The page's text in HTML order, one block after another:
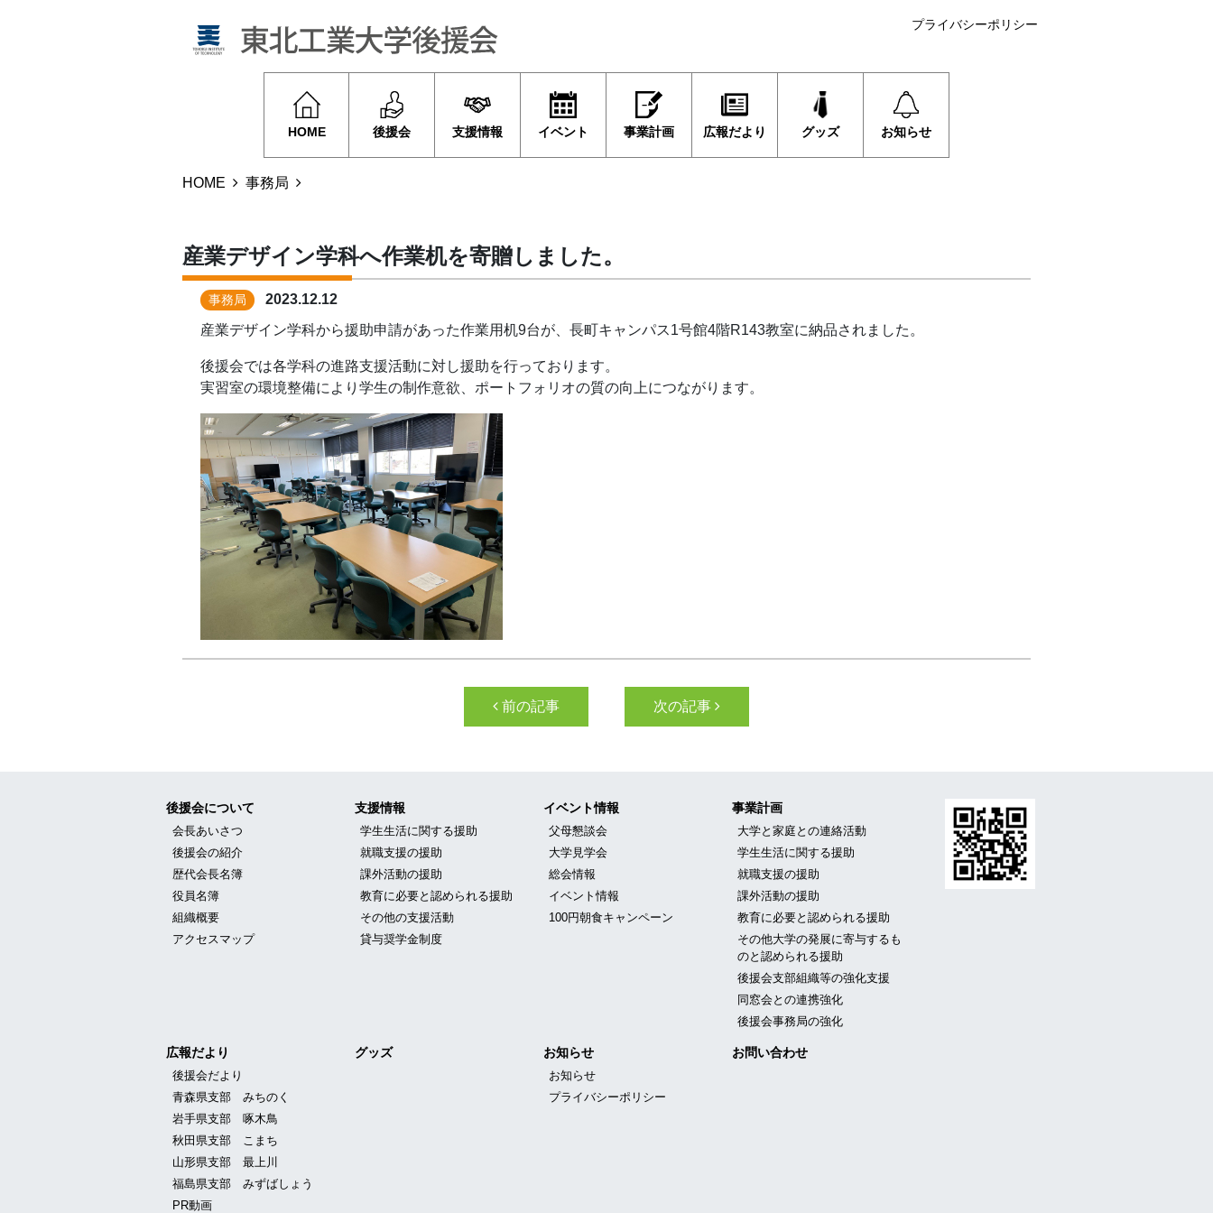
プライバシーポリシー
HOME 後援会 支援情報 イベント 事業計画 広報だより グッズ お知らせ
HOME 事務局
産業デザイン学科へ作業机を寄贈しました。
事務局
2023.12.12
産業デザイン学科から援助申請があった作業用机9台が、長町キャンパス1号館4階R143教室に納品されました。
後援会では各学科の進路支援活動に対し援助を行っております。
実習室の環境整備により学生の制作意欲、ポートフォリオの質の向上につながります。
前の記事 次の記事
後援会について
会長あいさつ
後援会の紹介
歴代会長名簿
役員名簿
組織概要
アクセスマップ
支援情報
学生生活に関する援助
就職支援の援助
課外活動の援助
教育に必要と認められる援助
その他の支援活動
貸与奨学金制度
イベント情報
父母懇談会
大学見学会
総会情報
イベント情報
100円朝食キャンペーン
事業計画
大学と家庭との連絡活動
学生生活に関する援助
就職支援の援助
課外活動の援助
教育に必要と認められる援助
その他大学の発展に寄与するも
のと認められる援助
後援会支部組織等の強化支援
同窓会との連携強化
後援会事務局の強化
広報だより
後援会だより
青森県支部 みちのく
岩手県支部 啄木鳥
秋田県支部 こまち
山形県支部 最上川
福島県支部 みずばしょう
PR動画
グッズ お知らせ
お知らせ
プライバシーポリシー
お問い合わせ